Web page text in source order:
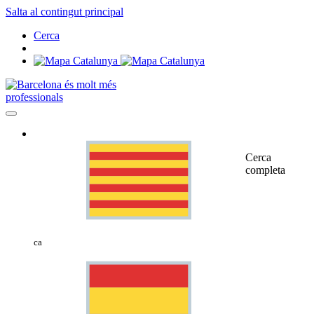
Salta al contingut principal
Cerca
professionals
ca
Cerca
completa